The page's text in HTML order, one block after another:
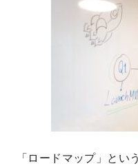
「ロードマップ」と